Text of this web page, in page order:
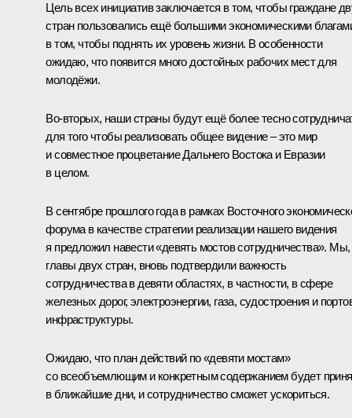
Цель всех инициатив заключается в том, чтобы граждане
стран пользовались ещё большими экономическими
в том, чтобы поднять их уровень жизни. В особенности
ожидаю, что появится много достойных рабочих мест для
молодёжи.
Во‑вторых, наши страны будут ещё более тесно
для того чтобы реализовать общее видение – это мир
и совместное процветание Дальнего Востока и Евразии
в целом.
В сентябре прошлого года в рамках Восточного
форума в качестве стратегии реализации нашего видения
я предложил навести «девять мостов сотрудничества». Мы,
главы двух стран, вновь подтвердили важность
сотрудничества в девяти областях, в частности, в сфере
железных дорог, электроэнергии, газа, судостроения и
инфраструктуры.
Ожидаю, что план действий по «девяти мостам»
со всеобъемлющим и конкретным содержанием будет
в ближайшие дни, и сотрудничество сможет ускориться.